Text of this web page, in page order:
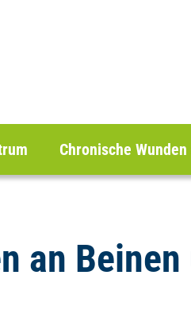
Chronische Wunden
an Beinen